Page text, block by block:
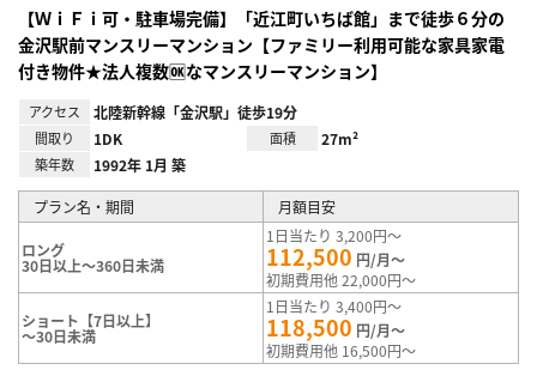
【ＷｉＦｉ可・駐車場完備】「近江町いちば館」まで徒歩６分の
金沢駅前マンスリーマンション【ファミリー利用可能な家具家電
付き物件★法人複数🆗なマンスリーマンション】
アクセス 北陸新幹線「金沢駅」徒歩19分
間取り 1DK 面積 27m²
築年数 1992年 1月 築
プラン名・期間 月額目安
ロング
30日以上～360日未満
1日当たり 3,200円～
112,500 円/月～
初期費用他 22,000円～
ショート【7日以上】
～30日未満
1日当たり 3,400円～
118,500 円/月～
初期費用他 16,500円～